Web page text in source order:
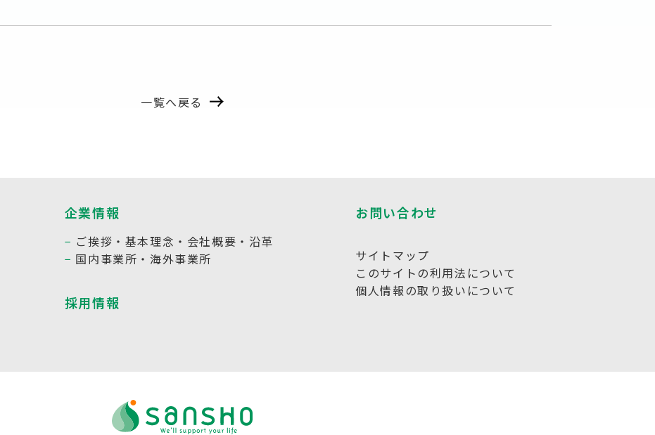
一覧へ戻る
企業情報
ご挨拶・基本理念・会社概要・沿革
国内事業所・海外事業所
採用情報
お問い合わせ
サイトマップ
このサイトの利用法について
個人情報の取り扱いについて